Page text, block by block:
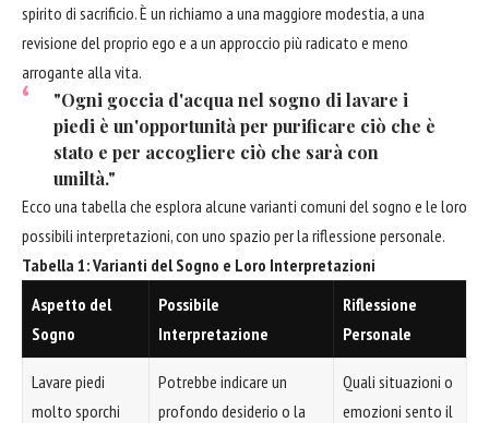
spirito di sacrificio. È un richiamo a una maggiore modestia, a una
revisione del proprio ego e a un approccio più radicato e meno
arrogante alla vita.
"Ogni goccia d'acqua nel sogno di lavare i
piedi è un'opportunità per purificare ciò che è
stato e per accogliere ciò che sarà con
umiltà."
Ecco una tabella che esplora alcune varianti comuni del sogno e le loro
possibili interpretazioni, con uno spazio per la riflessione personale.
Tabella 1: Varianti del Sogno e Loro Interpretazioni
Aspetto del
Sogno
Possibile
Interpretazione
Riflessione
Personale
Lavare piedi
molto sporchi
Potrebbe indicare un
profondo desiderio o la
Quali situazioni o
emozioni sento il